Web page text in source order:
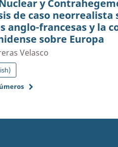
y
de caso neorrealista
anglo-francesas y la
sobre Europa
Velasco